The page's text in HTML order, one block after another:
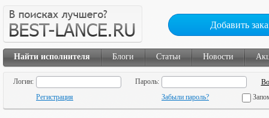
Добавить
Найти исполнителя Блоги Статьи Новости
Логин:
Пароль:
Регистрация
Забыли пароль?